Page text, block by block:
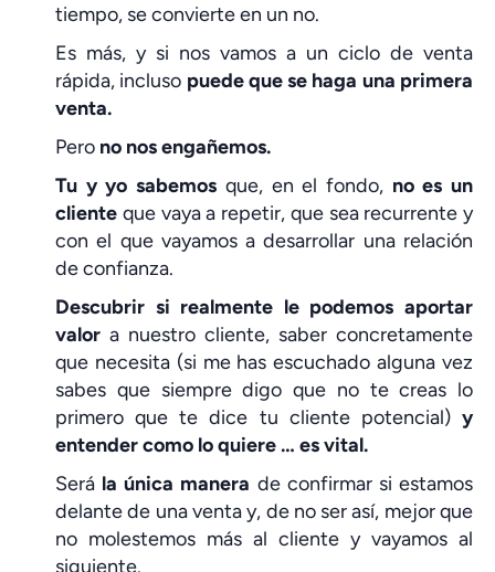
tiempo, se convierte en un no.
Es más, y si nos vamos a un ciclo de venta
rápida, incluso puede que se haga una primera
venta.
Pero no nos engañemos.
Tu y yo sabemos que, en el fondo, no es un
cliente que vaya a repetir, que sea recurrente y
con el que vayamos a desarrollar una relación
de confianza.
Descubrir si realmente le podemos aportar
valor a nuestro cliente, saber concretamente
que necesita (si me has escuchado alguna vez
sabes que siempre digo que no te creas lo
primero que te dice tu cliente potencial) y
entender como lo quiere … es vital.
Será la única manera de confirmar si estamos
delante de una venta y, de no ser así, mejor que
no molestemos más al cliente y vayamos al
siguiente.